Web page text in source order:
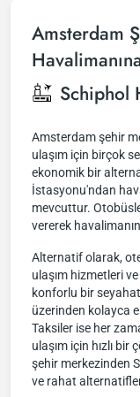
Amsterdam
Schiphol
Amsterdam şehir
ulaşım için birçok
ekonomik bir
İstasyonu'ndan
mevcuttur.
vererek
Alternatif olarak,
ulaşım hizmetleri
konforlu bir
üzerinden kolayca
Taksiler ise her
ulaşım için hızlı
şehir merkezinden
ve rahat